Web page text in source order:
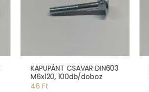
KAPUPÁNT CSAVAR DIN603
M6x120, 100db/doboz
46 Ft